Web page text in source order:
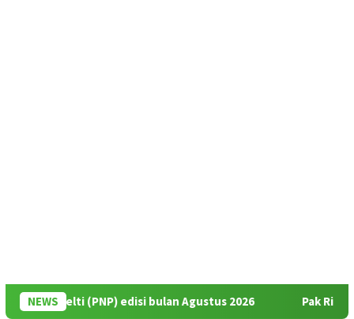
NEWS
Pelti (PNP) edisi bulan Agustus 2026 Pak Rildo: